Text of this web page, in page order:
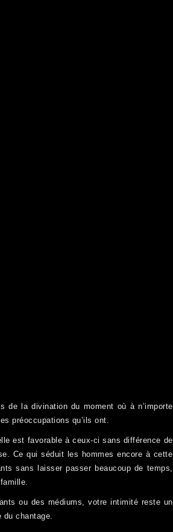
de la divination du moment où à n’importe
préoccupations qu’ils ont.
est favorable à ceux-ci sans différence de
Ce qui séduit les hommes encore à cette
sans laisser passer beaucoup de temps,
ou des médiums, votre intimité reste un
chantage.